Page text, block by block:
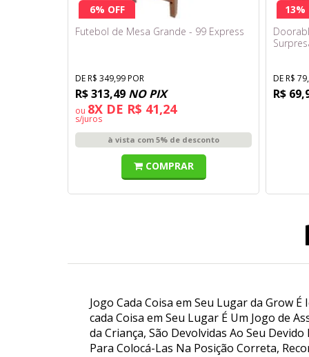
6% OFF
Futebol de Mesa Grande - 99 Express
DE R$ 349,99 POR
R$ 313,49 NO PIX
ou 8X DE R$ 41,24
s/juros
à vista com 5% de desconto
COMPRAR
13%
DE R$
R$
Jogo Cada Coisa em Seu Lugar da Grow
cada Coisa em Seu Lugar É Um Jogo de
da Criança, São Devolvidas Ao Seu
Para Colocá-Las Na Posição Correta,